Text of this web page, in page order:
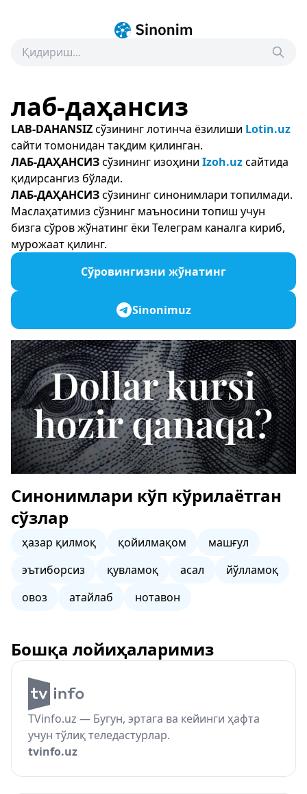
лаб-даҳансиз
LAB-DAHANSIZсўзининг лотинча ёзилиши Lotin.uz
сайти томонидан тақдим қилинган.
ЛАБ-ДАҲАНСИЗсўзининг изоҳини Izoh.uzсайтида
қидирсангиз бўлади.
ЛАБ-ДАҲАНСИЗсўзининг синонимлари топилмади.
Маслаҳатимиз сўзнинг маъносини топиш учун
бизга сўров жўнатинг ёки Телеграм каналга кириб,
мурожаат қилинг.
Сўровингизни жўнатинг
Sinonimuz
Синонимлари кўп кўрилаётган
сўзлар
ҳазар қилмоқ қойилмақом
машғул
эътиборсиз
қувламоқ асал
йўлламоқ
овоз
атайлаб нотавон
Бошқа лойиҳаларимиз
TVinfo.uz — Бугун, эртага ва кейинги ҳафта
учун тўлиқ теледастурлар.
tvinfo.uz